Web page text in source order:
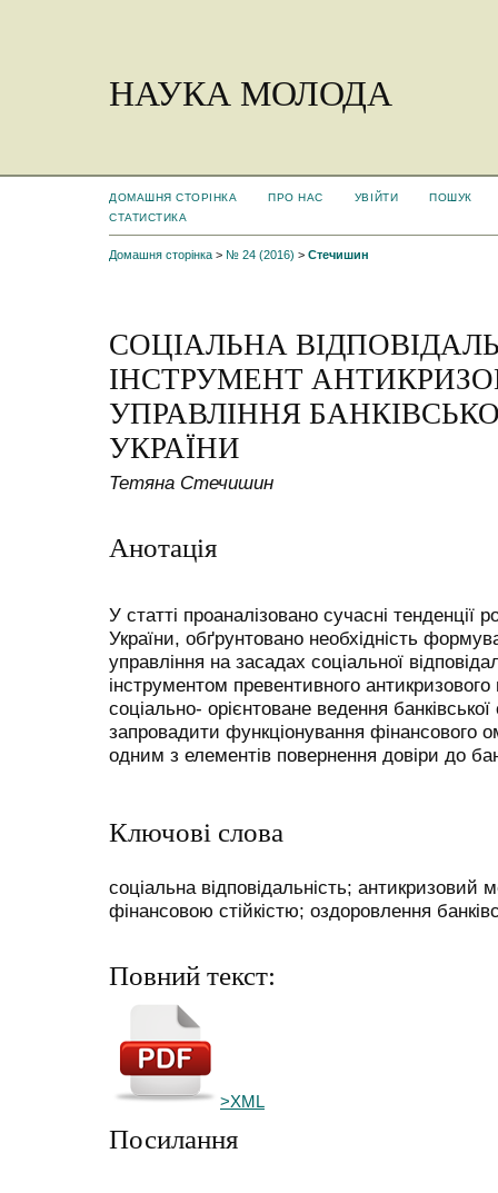
НАУКА МОЛОДА
ДОМАШНЯ СТОРІНКА ПРО НАС УВІЙТИ
ПОШУК
СТАТИСТИКА
Домашня сторінка > № 24 (2016) > Стечишин
СОЦІАЛЬНА
ІНСТРУМЕНТ
УПРАВЛІННЯ
УКРАЇНИ
Тетяна Стечишин
Анотація
У статті проаналізовано сучасні тенденції
України, обґрунтовано необхідність
управління на засадах соціальної
інструментом превентивного
соціально- орієнтоване ведення
запровадити функціонування фінансового
одним з елементів повернення довіри до
Ключові слова
соціальна відповідальність; антикризовий
фінансовою стійкістю; оздоровлення
Повний текст:
>XML
Посилання